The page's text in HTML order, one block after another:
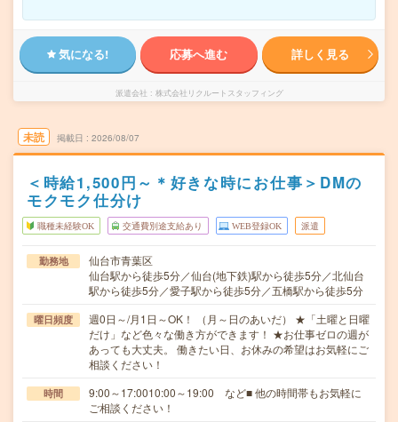
気になる! 応募へ進む 詳しく見る
派遣会社 株式会社リクルートスタッフィング
未読 掲載日 2026/08/07
＜時給1,500円～＊好きな時にお仕事＞DMの
モクモク仕分け
職種未経験OK 交通費別途支給あり WEB登録OK 派遣
勤務地
仙台市青葉区
仙台駅から徒歩5分／仙台(地下鉄)駅から徒歩5分／北仙台
駅から徒歩5分／愛子駅から徒歩5分／五橋駅から徒歩5分
曜日頻度
週0日～/月1日～OK！ （月～日のあいだ） ★「土曜と日曜
だけ」など色々な働き方ができます！ ★お仕事ゼロの週が
あっても大丈夫。 働きたい日、お休みの希望はお気軽にご
相談ください！
時間
9:00～17:0010:00～19:00 など■ 他の時間帯もお気軽に
ご相談ください！